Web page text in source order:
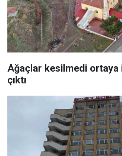
Ağaçlar kesilmedi
çıktı